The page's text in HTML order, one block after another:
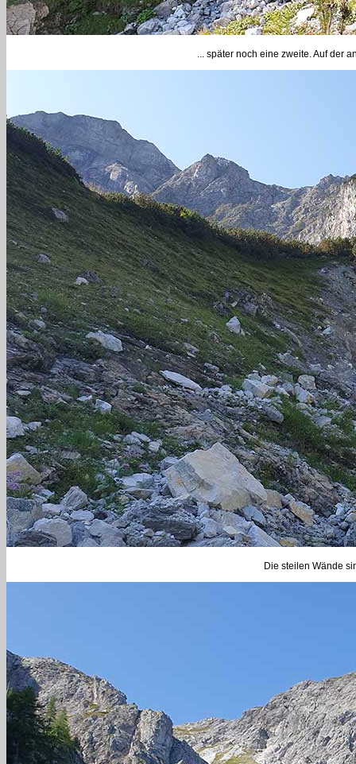
... später noch eine zweite. Auf der
Die steilen Wände